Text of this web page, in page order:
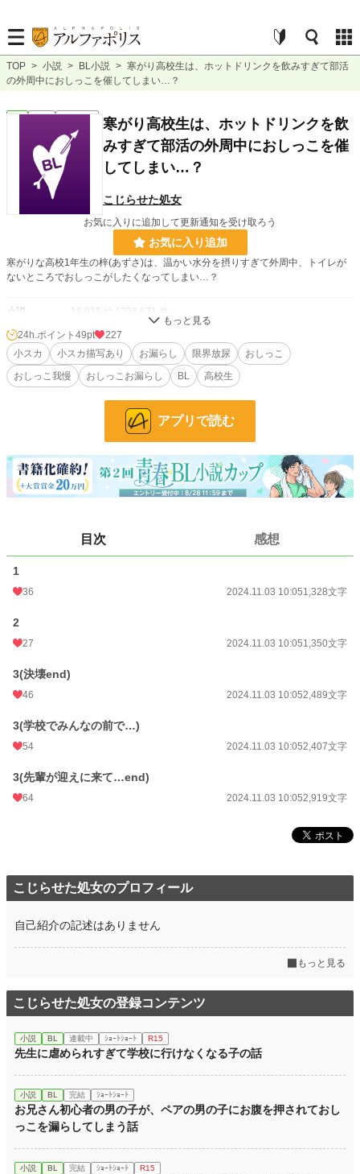
TOP > 小説 > BL小説 > 寒がり高校生は、ホットドリンクを飲みすぎて部活
の外周中におしっこを催してしまい…？
BL 完結 ｼｮｰﾄｼｮｰﾄ
寒がり高校生は、ホットドリンクを飲
みすぎて部活の外周中におしっこを催
してしまい…？
こじらせた処女
お気に入りに追加して更新通知を受け取ろう
お気に入り追加
寒がりな高校1年生の梓(あずさ)は、温かい水分を摂りすぎて外周中、トイレが
ないところでおしっこがしたくなってしまい…？
小説 16,035 位 / 228,671 件
BL 3,829 位 / 31,397 件
お気に入り 42
更新日時 2024.11.03 10:05
初回公開日時 2024.11.03 10:05
344 pt (18,461 位)
月間ポイント
年間ポイント
累計ポイント
24h.ポイント 49pt
227
小スカ
小スカ描写あり お漏らし 限界放尿
おしっこ
おしっこ我慢
おしっこお漏らし BL 高校生
アプリで読む
目次 感想
1
36 2024.11.03 10:051,328文字
2
27 2024.11.03 10:051,350文字
3(決壊end)
46 2024.11.03 10:052,489文字
3(学校でみんなの前で…)
54 2024.11.03 10:052,407文字
3(先輩が迎えに来て…end)
64 2024.11.03 10:052,919文字
こじらせた処女のプロフィール
自己紹介の記述はありません
もっと見る
こじらせた処女の登録コンテンツ
小説 BL 連載中 ｼｮｰﾄｼｮｰﾄ R15
先生に虐められすぎて学校に行けなくなる子の話
小説 BL 完結 ｼｮｰﾄｼｮｰﾄ
お兄さん初心者の男の子が、ペアの男の子にお腹を押されておし
っこを漏らしてしまう話
小説 BL 完結 ｼｮｰﾄｼｮｰﾄ R15